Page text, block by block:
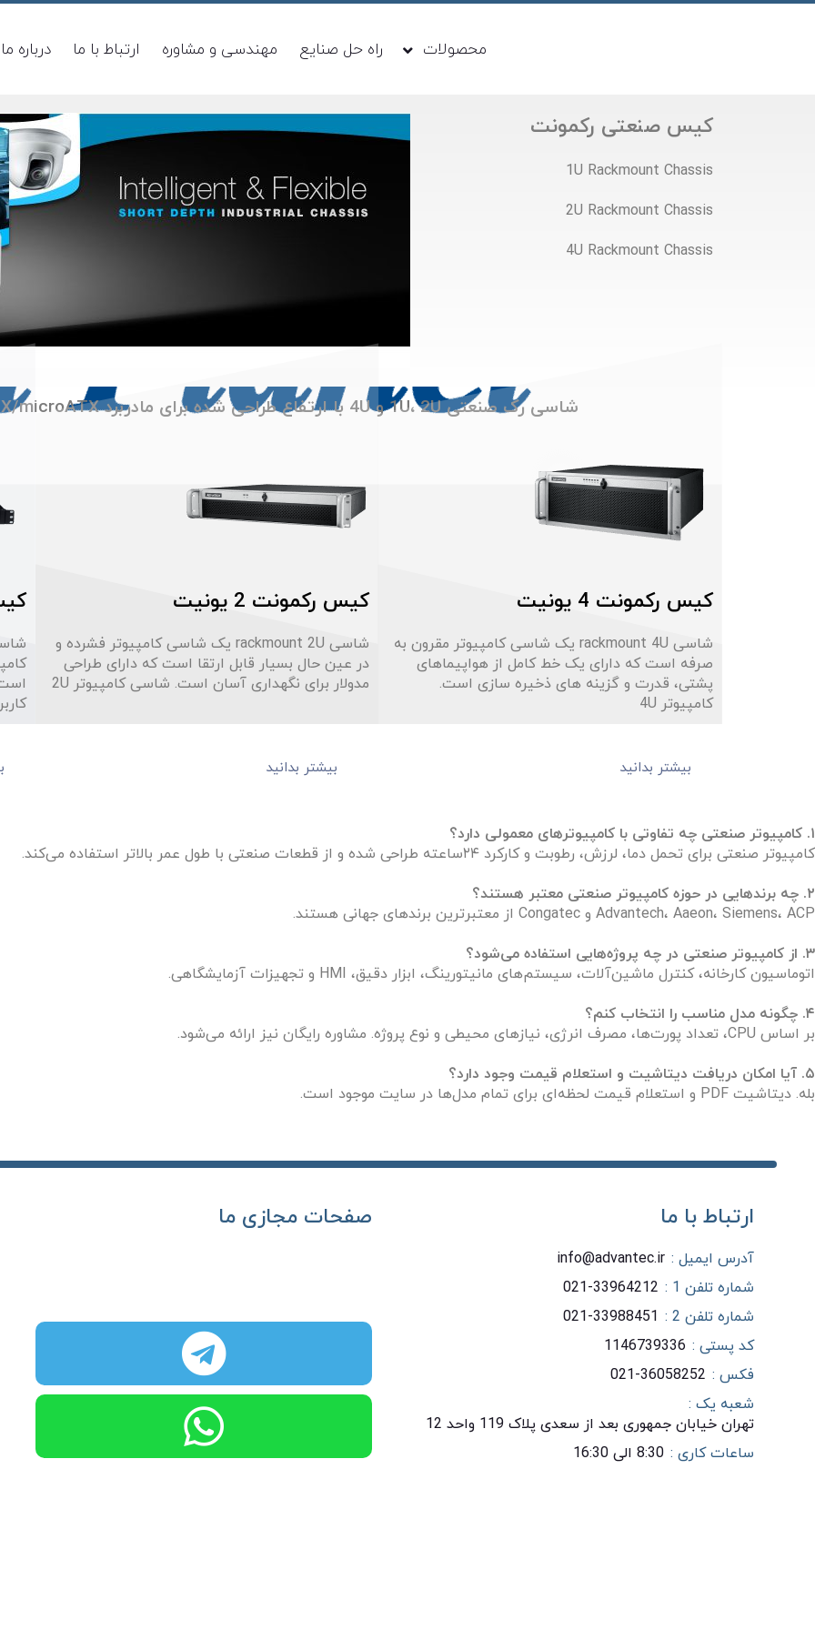
محصولات راه حل صنایع مهندسی و مشاوره ارتباط با ما درباره ما
کیس صنعتی رکمونت
1U Rackmount Chassis
2U Rackmount Chassis
4U Rackmount Chassis
شاسی رک صنعتی 1U، 2U و 4U با ارتفاع طراحی شده برای مادربرد ATX/microATX و 14 اسلات توسعه
کیس رکمونت 4 یونیت
شاسی rackmount 4U یک شاسی کامپیوتر مقرون به
صرفه است که دارای یک خط کامل از هواپیماهای
پشتی، قدرت و گزینه های ذخیره سازی است.
کامپیوتر 4U
کیس رکمونت 2 یونیت
شاسی rackmount 2U یک شاسی کامپیوتر فشرده و
در عین حال بسیار قابل ارتقا است که دارای طراحی
مدولار برای نگهداری آسان است. شاسی کامپیوتر 2U
کیس
بیشتر بدانید بیشتر بدانید
۱. کامپیوتر صنعتی چه تفاوتی با کامپیوترهای معمولی دارد؟
کامپیوتر صنعتی برای تحمل دما، لرزش، رطوبت و کارکرد ۲۴ساعته طراحی شده و از قطعات صنعتی با طول عمر بالاتر استفاده می‌کند.
۲. چه برندهایی در حوزه کامپیوتر صنعتی معتبر هستند؟
Advantech، Aaeon، Siemens، ACP و Congatec از معتبرترین برندهای جهانی هستند.
۳. از کامپیوتر صنعتی در چه پروژه‌هایی استفاده می‌شود؟
اتوماسیون کارخانه، کنترل ماشین‌آلات، سیستم‌های مانیتورینگ، ابزار دقیق، HMI و تجهیزات آزمایشگاهی.
۴. چگونه مدل مناسب را انتخاب کنم؟
بر اساس CPU، تعداد پورت‌ها، مصرف انرژی، نیازهای محیطی و نوع پروژه. مشاوره رایگان نیز ارائه می‌شود.
۵. آیا امکان دریافت دیتاشیت و استعلام قیمت وجود دارد؟
بله. دیتاشیت PDF و استعلام قیمت لحظه‌ای برای تمام مدل‌ها در سایت موجود است.
ارتباط با ما
آدرس ایمیل : info@advantec.ir
شماره تلفن 1 :
021-33964212
شماره تلفن 2 :
021-33988451
کد پستی : 1146739336
فکس : 021-36058252
شعبه یک :
تهران خیابان جمهوری بعد از سعدی پلاک 119 واحد 12
ساعات کاری : 8:30 الی 16:30
صفحات مجازی ما